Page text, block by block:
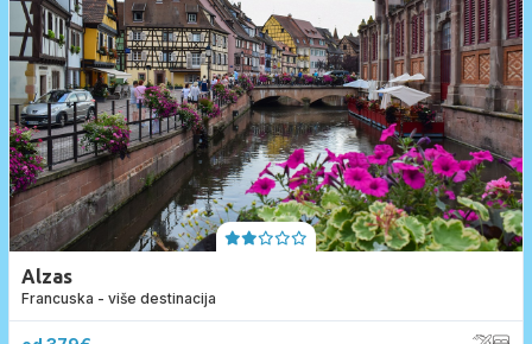
Alzas
Francuska - više destinacija